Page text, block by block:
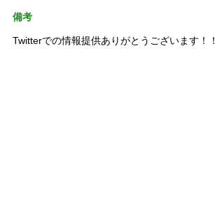
備考
Twitterでの情報提供ありがとうございます！！